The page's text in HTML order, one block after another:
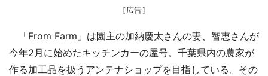
［広告］
「From Farm」は園主の加納慶太さんの妻、智恵さんが
今年2月に始めたキッチンカーの屋号。千葉県内の農家が
作る加工品を扱うアンテナショップを目指している。その